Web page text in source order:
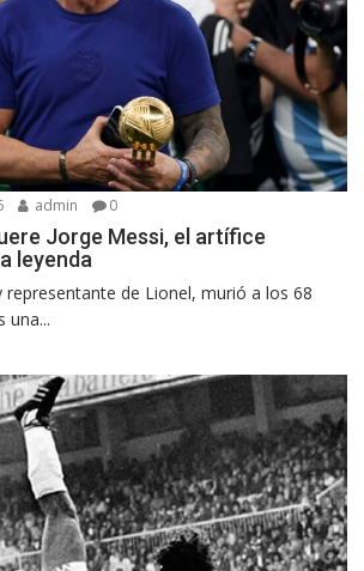
admin 0
Jorge Messi, el artífice
leyenda
representante de Lionel, murió a los 68
una...